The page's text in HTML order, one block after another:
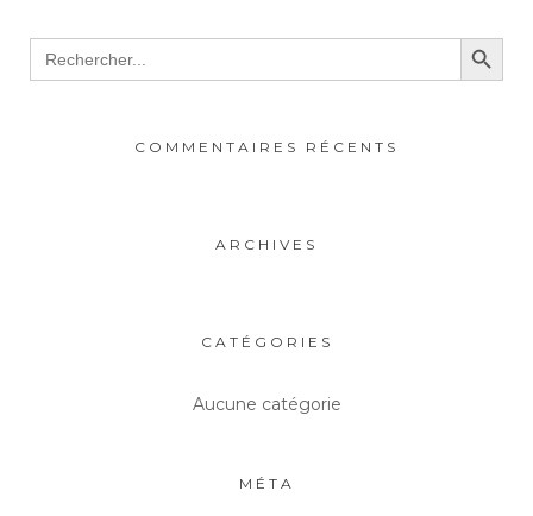
Search
for:
Search Button
COMMENTAIRES RÉCENTS
ARCHIVES
CATÉGORIES
Aucune catégorie
MÉTA